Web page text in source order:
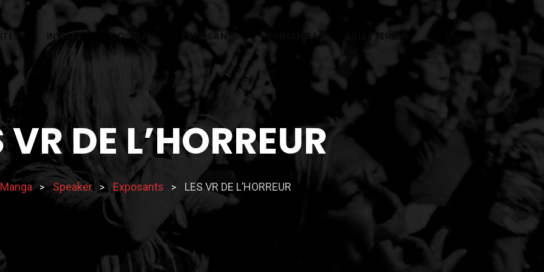
INVITÉS COSPLAY EXPOSANTS SINMANGA BILLETTERIE
VR DE L’HORREUR
> Speaker > Exposants > LES VR DE L’HORREUR